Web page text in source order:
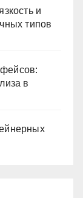
и
типов
в